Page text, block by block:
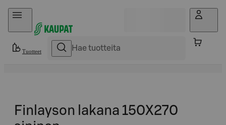
Hyppää sisältöön
Tuotteet
Finlayson lakana 150X270